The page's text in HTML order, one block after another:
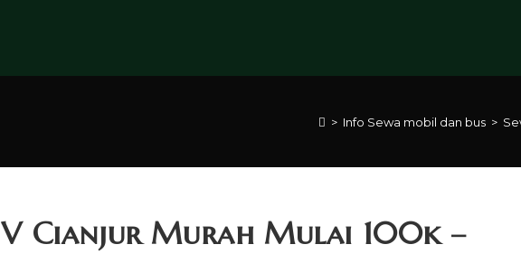
> Info Sewa mobil dan bus >
Cianjur Murah Mulai 100k –